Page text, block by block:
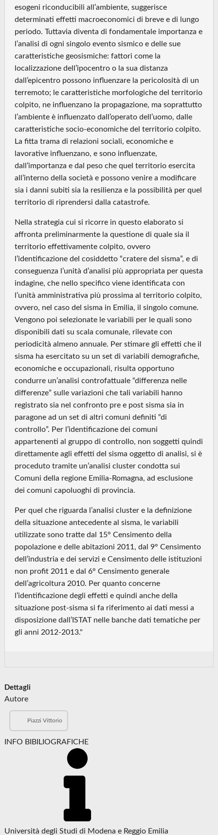
esogeni riconducibili all’ambiente, suggerisce
determinati effetti macroeconomici di breve e di lungo
periodo. Tuttavia diventa di fondamentale importanza e
l’analisi di ogni singolo evento sismico e delle sue
caratteristiche geosismiche: fattori come la
localizzazione dell’ipocentro o la sua distanza
dall’epicentro possono influenzare la pericolosità di un
terremoto; le caratteristiche morfologiche del territorio
colpito, ne influenzano la propagazione, ma soprattutto
l’ambiente è influenzato dall’operato dell’uomo, dalle
caratteristiche socio-economiche del territorio colpito.
La fitta trama di relazioni sociali, economiche e
lavorative influenzano, e sono influenzate,
dall’importanza e dal peso che quel territorio esercita
all’interno della società e possono venire a modificare
sia i danni subiti sia la resilienza e la possibilità per quel
territorio di riprendersi dalla catastrofe.
Nella strategia cui si ricorre in questo elaborato si
affronta preliminarmente la questione di quale sia il
territorio effettivamente colpito, ovvero
l’identificazione del cosiddetto “cratere del sisma”, e di
conseguenza l’unità d’analisi più appropriata per questa
indagine, che nello specifico viene identificata con
l’unità amministrativa più prossima al territorio colpito,
ovvero, nel caso del sisma in Emilia, il singolo comune.
Vengono poi selezionate le variabili per le quali sono
disponibili dati su scala comunale, rilevate con
periodicità almeno annuale. Per stimare gli effetti che il
sisma ha esercitato su un set di variabili demografiche,
economiche e occupazionali, risulta opportuno
condurre un’analisi controfattuale “differenza nelle
differenze” sulle variazioni che tali variabili hanno
registrato sia nel confronto pre e post sisma sia in
paragone ad un set di altri comuni definiti “di
controllo”. Per l’identificazione dei comuni
appartenenti al gruppo di controllo, non soggetti quindi
direttamente agli effetti del sisma oggetto di analisi, si è
proceduto tramite un’analisi cluster condotta sui
Comuni della regione Emilia-Romagna, ad esclusione
dei comuni capoluoghi di provincia.
Per quel che riguarda l’analisi cluster e la definizione
della situazione antecedente al sisma, le variabili
utilizzate sono tratte dal 15° Censimento della
popolazione e delle abitazioni 2011, dal 9° Censimento
dell’industria e dei servizi e Censimento delle istituzioni
non profit 2011 e dal 6° Censimento generale
dell’agricoltura 2010. Per quanto concerne
l’identificazione degli effetti e quindi anche della
situazione post-sisma si fa riferimento ai dati messi a
disposizione dall’ISTAT nelle banche dati tematiche per
gli anni 2012-2013."
Dettagli
Autore
Piazzi Vittorio
INFO BIBILIOGRAFICHE
Università degli Studi di Modena e Reggio Emilia